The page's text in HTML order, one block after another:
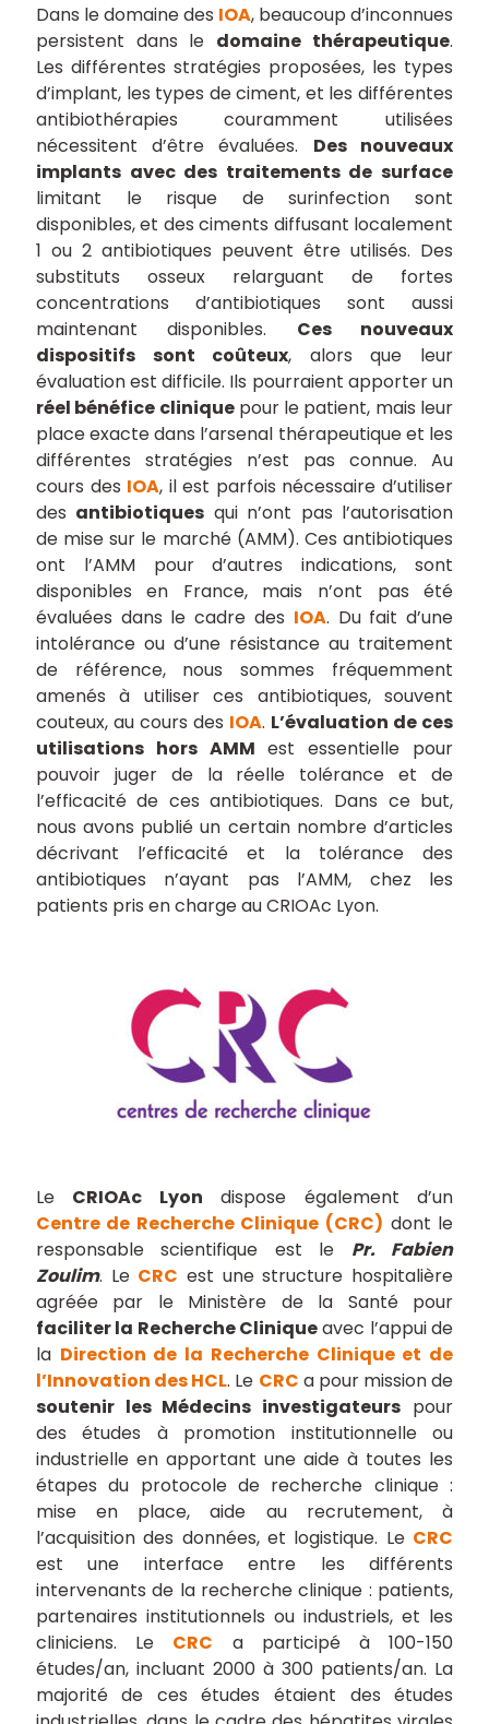
Dans le domaine des IOA, beaucoup d’inconnues
persistent dans le domaine thérapeutique.
Les différentes stratégies proposées, les types
d’implant, les types de ciment, et les différentes
antibiothérapies couramment utilisées
nécessitent d’être évaluées. Des nouveaux
implants avec des traitements de surface
limitant le risque de surinfection sont
disponibles, et des ciments diffusant localement
1 ou 2 antibiotiques peuvent être utilisés. Des
substituts osseux relarguant de fortes
concentrations d’antibiotiques sont aussi
maintenant disponibles. Ces nouveaux
dispositifs sont coûteux, alors que leur
évaluation est difficile. Ils pourraient apporter un
réel bénéfice cliniquepour le patient, mais leur
place exacte dans l’arsenal thérapeutique et les
différentes stratégies n’est pas connue. Au
cours des IOA, il est parfois nécessaire d’utiliser
des antibiotiques qui n’ont pas l’autorisation
de mise sur le marché (AMM). Ces antibiotiques
ont l’AMM pour d’autres indications, sont
disponibles en France, mais n’ont pas été
évaluées dans le cadre des IOA. Du fait d’une
intolérance ou d’une résistance au traitement
de référence, nous sommes fréquemment
amenés à utiliser ces antibiotiques, souvent
couteux, au cours des IOA. L’évaluation de ces
utilisations hors AMM est essentielle pour
pouvoir juger de la réelle tolérance et de
l’efficacité de ces antibiotiques. Dans ce but,
nous avons publié un certain nombre d’articles
décrivant l’efficacité et la tolérance des
antibiotiques n’ayant pas l’AMM, chez les
patients pris en charge au CRIOAc Lyon.
Le CRIOAc Lyon dispose également d’un
Centre de Recherche Clinique (CRC) dont le
responsable scientifique est le Pr. Fabien
Zoulim. Le CRC est une structure hospitalière
agréée par le Ministère de la Santé pour
faciliter la Recherche Cliniqueavec l’appui de
la Direction de la Recherche Clinique et de
l’Innovation des HCL. Le CRC a pour mission de
soutenir les Médecins investigateurs pour
des études à promotion institutionnelle ou
industrielle en apportant une aide à toutes les
étapes du protocole de recherche clinique :
mise en place, aide au recrutement, à
l’acquisition des données, et logistique. Le CRC
est une interface entre les différents
intervenants de la recherche clinique : patients,
partenaires institutionnels ou industriels, et les
cliniciens. Le CRC
a participé à 100-150
études/an, incluant 2000 à 300 patients/an. La
majorité de ces études étaient des études